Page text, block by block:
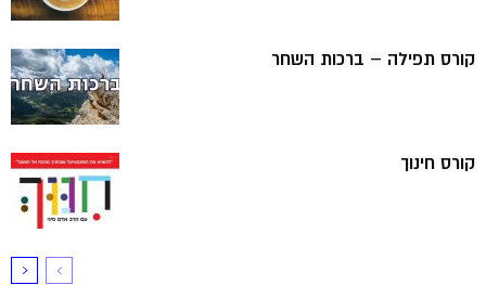
קורס תפילה – ברכות השחר
קורס חינוך